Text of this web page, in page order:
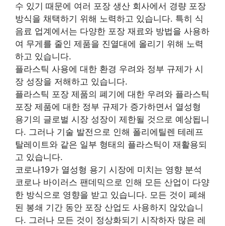
수 있기 때문에 여러 포장 생산 회사에서 경량 포장
방식을 채택하기 위해 노력하고 있습니다. 특히 식
음료 업계에서는 다양한 포장 재료와 방법을 사용하
여 무게를 줄인 제품을 진열대에 올리기 위해 노력
하고 있습니다.
플라스틱 사용에 대한 환경 우려와 정부 규제가 시
장 성장을 저해하고 있습니다.
플라스틱 포장 제품의 폐기에 대한 우려와 플라스틱
포장 제품에 대한 정부 규제가 증가하면서 열성형
용기의 글로벌 시장 성장이 제한될 것으로 예상됩니
다. 그러나 기술 발전으로 인해 폴리에틸렌 테레프
탈레이트와 같은 일부 형태의 플라스틱이 재활용되
고 있습니다.
코로나19가 열성형 용기 시장에 미치는 영향 분석
코로나 바이러스 팬데믹으로 인해 모든 산업이 다양
한 방식으로 영향을 받고 있습니다. 모든 것이 폐쇄
된 봉쇄 기간 동안 포장 산업도 사용하지 않았습니
다. 그러나 모든 것이 정상화되기 시작하자 많은 레